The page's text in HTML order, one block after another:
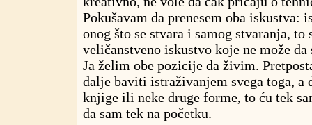
Pokušavam da prenesem oba iskustva:
onog što se stvara i samog stvaranja, to
veličanstveno iskustvo koje ne može
Ja želim obe pozicije da živim.
dalje baviti istraživanjem svega toga,
knjige ili neke druge forme, to ću tek
da sam tek na početku.